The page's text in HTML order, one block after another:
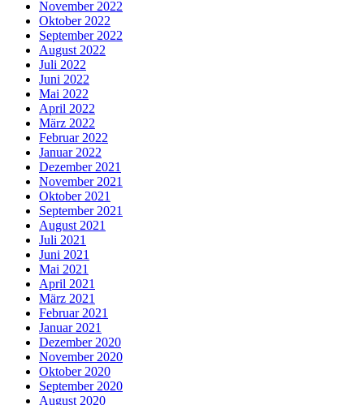
November 2022
Oktober 2022
September 2022
August 2022
Juli 2022
Juni 2022
Mai 2022
April 2022
März 2022
Februar 2022
Januar 2022
Dezember 2021
November 2021
Oktober 2021
September 2021
August 2021
Juli 2021
Juni 2021
Mai 2021
April 2021
März 2021
Februar 2021
Januar 2021
Dezember 2020
November 2020
Oktober 2020
September 2020
August 2020